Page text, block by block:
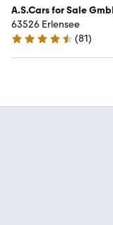
A.S.Cars for Sale
63526 Erlensee
4.5 Sterne
(81)